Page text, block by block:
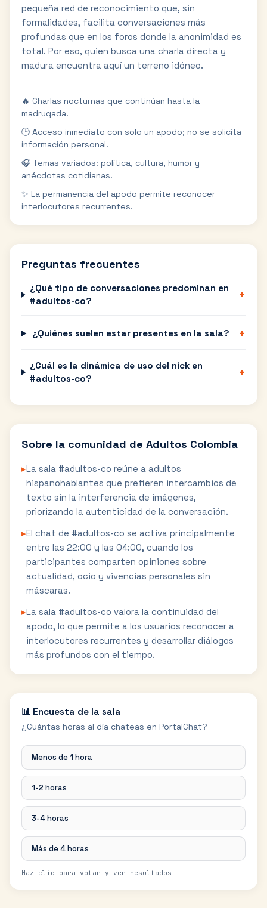
pequeña red de reconocimiento que, sin
formalidades, facilita conversaciones más
profundas que en los foros donde la anonimidad es
total. Por eso, quien busca una charla directa y
madura encuentra aquí un terreno idóneo.
🔥 Charlas nocturnas que continúan hasta la
madrugada.
🕒 Acceso inmediato con solo un apodo; no se solicita
información personal.
🎧 Temas variados: política, cultura, humor y
anécdotas cotidianas.
✨ La permanencia del apodo permite reconocer
interlocutores recurrentes.
Preguntas frecuentes
¿Qué tipo de conversaciones predominan en
#adultos-co?
+
¿Quiénes suelen estar presentes en la sala? +
¿Cuál es la dinámica de uso del nick en
#adultos-co?
+
Sobre la comunidad de Adultos Colombia
▸La sala #adultos-co reúne a adultos
hispanohablantes que prefieren intercambios de
texto sin la interferencia de imágenes,
priorizando la autenticidad de la conversación.
▸El chat de #adultos-co se activa principalmente
entre las 22:00 y las 04:00, cuando los
participantes comparten opiniones sobre
actualidad, ocio y vivencias personales sin
máscaras.
▸La sala #adultos-co valora la continuidad del
apodo, lo que permite a los usuarios reconocer a
interlocutores recurrentes y desarrollar diálogos
más profundos con el tiempo.
📊 Encuesta de la sala
¿Cuántas horas al día chateas en PortalChat?
Menos de 1 hora
1-2 horas
3-4 horas
Más de 4 horas
Haz clic para votar y ver resultados